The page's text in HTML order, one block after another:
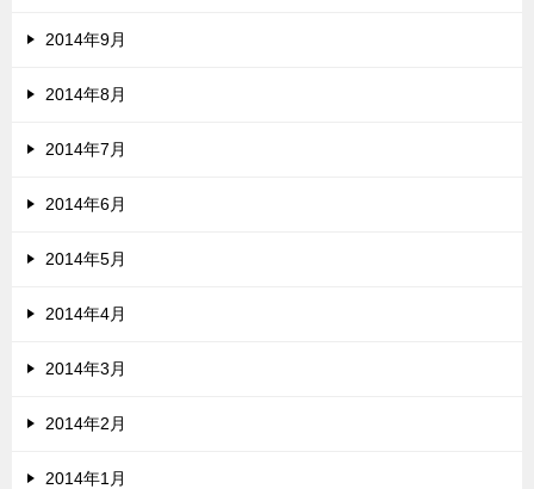
2014年9月
2014年8月
2014年7月
2014年6月
2014年5月
2014年4月
2014年3月
2014年2月
2014年1月